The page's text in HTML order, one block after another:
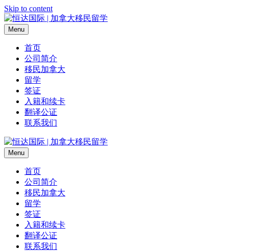
Skip to content
Menu
首页
公司简介
移民加拿大
留学
签证
入籍和续卡
翻译公证
联系我们
Menu
首页
公司简介
移民加拿大
留学
签证
入籍和续卡
翻译公证
联系我们